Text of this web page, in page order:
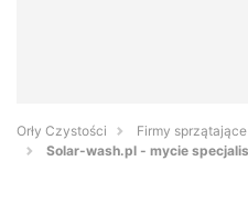
Orły Czystości
Firmy
Solar-wash.pl - mycie